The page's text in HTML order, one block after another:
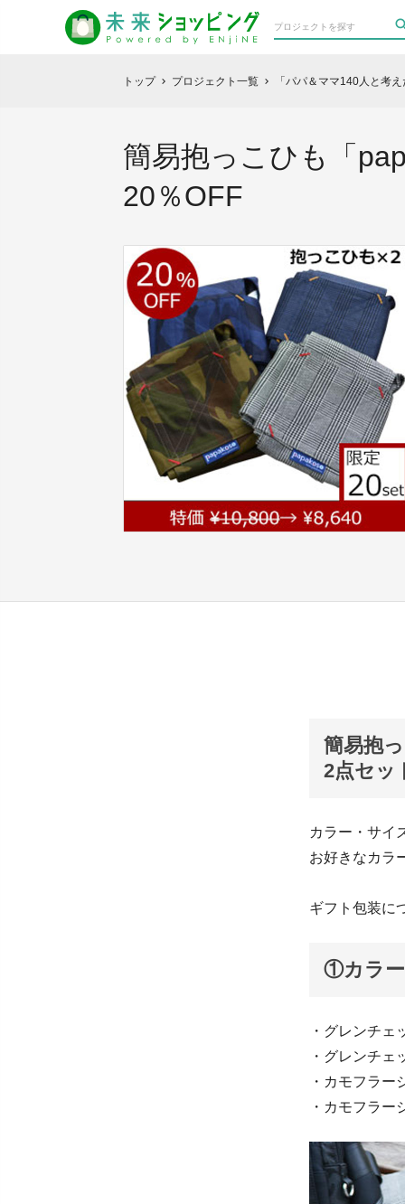
トップ chevron_right プロジェクト一覧 chevron_right 「パパ＆ママ140人と考
簡易抱っこひも「
20％OFF
簡易抱
2点セッ
カラー・サイ
お好きなカラ
ギフト包装に
①カラー
・グレンチェ
・グレンチェ
・カモフラー
・カモフラー